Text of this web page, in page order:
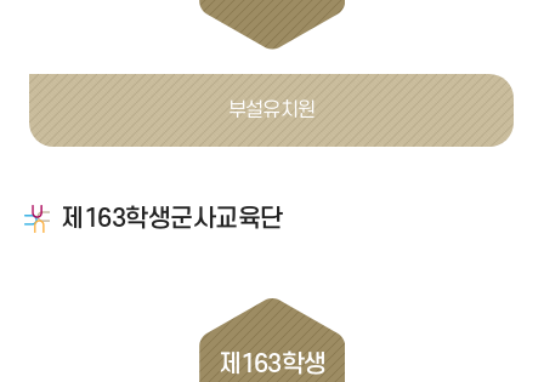
부설유치원
제163학생군사교육단
제163학생